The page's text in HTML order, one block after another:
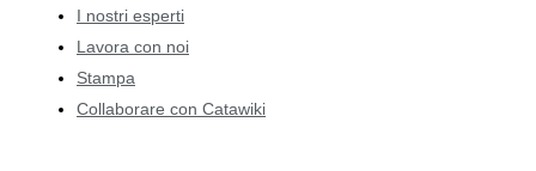
I nostri esperti
Lavora con noi
Stampa
Collaborare con Catawiki